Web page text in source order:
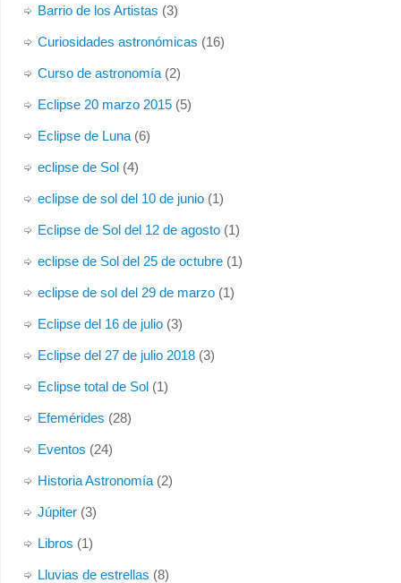
Barrio de los Artistas (3)
Curiosidades astronómicas (16)
Curso de astronomía(2)
Eclipse 20 marzo 2015(5)
Eclipse de Luna(6)
eclipse de Sol(4)
eclipse de sol del 10 de junio(1)
Eclipse de Sol del 12 de agosto(1)
eclipse de Sol del 25 de octubre(1)
eclipse de sol del 29 de marzo(1)
Eclipse del 16 de julio(3)
Eclipse del 27 de julio 2018(3)
Eclipse total de Sol(1)
Efemérides (28)
Eventos (24)
Historia Astronomía(2)
Júpiter(3)
Libros (1)
Lluvias de estrellas (8)